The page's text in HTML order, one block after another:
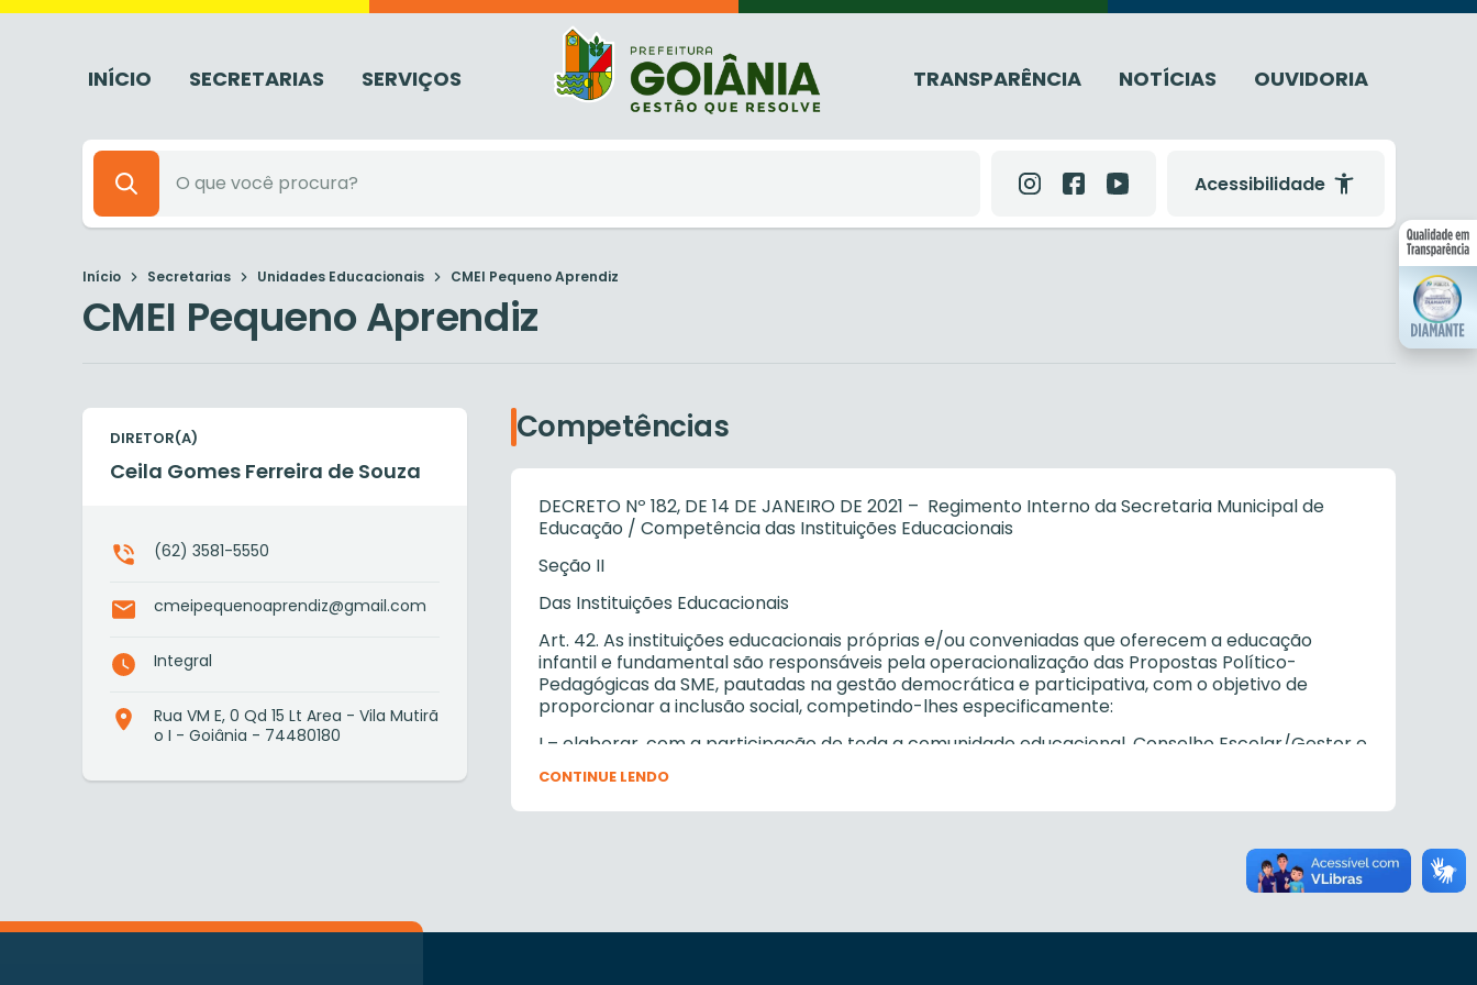
INÍCIO SECRETARIAS SERVIÇOS TRANSPARÊNCIA NOTÍCIAS OUVIDORIA
Acessibilidade
Início Secretarias Unidades Educacionais CMEI Pequeno Aprendiz
CMEI Pequeno Aprendiz
DIRETOR(A)
Ceila Gomes Ferreira de Souza
(62) 3581-5550
cmeipequenoaprendiz@gmail.com
Integral
Rua VM E, 0 Qd 15 Lt Area - Vila Mutirã
o I - Goiânia - 74480180
Competências
DECRETO Nº 182, DE 14 DE JANEIRO DE 2021 – Regimento Interno da Secretaria Municipal de
Educação / Competência das Instituições Educacionais
Seção II
Das Instituições Educacionais
Art. 42. As instituições educacionais próprias e/ou conveniadas que oferecem a educação
infantil e fundamental são responsáveis pela operacionalização das Propostas Político-
Pedagógicas da SME, pautadas na gestão democrática e participativa, com o objetivo de
proporcionar a inclusão social, competindo-lhes especificamente:
I – elaborar, com a participação de toda a comunidade educacional, Conselho Escolar/Gestor e
Grêmios Estudantis, assessoradas pelas Coordenadorias Regionais de Educação, o seu Projeto
Político-Pedagógico com vistas a conquistar sua autonomia e democratizar o ensino dentro do
Plano de Ação definido e sob responsabilidade da SME;
II – elaborar, com participação de toda a comunidade educacional, Conselho Escolar/Gestor e
Grêmios Estudantis, assessorados pelas Coordenadorias Regionais de Educação, o seu
Regimento para posterior análise e aprovação do Conselho Municipal de Educação;
III – coordenar e articular todas as atividades pedagógicas e administrativas, em consonância
CONTINUE LENDO